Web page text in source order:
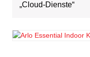
„Cloud-Dienste“